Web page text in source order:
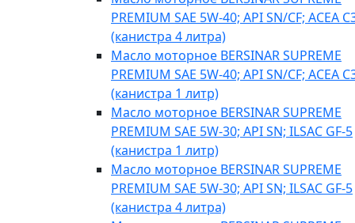
PREMIUM SAE 5W-40; API SN/CF; ACEA
(канистра 4 литра)
Масло моторное BERSINAR SUPREME
PREMIUM SAE 5W-40; API SN/CF; ACEA
(канистра 1 литр)
Масло моторное BERSINAR SUPREME
PREMIUM SAE 5W-30; API SN; ILSAC GF-5
(канистра 1 литр)
Масло моторное BERSINAR SUPREME
PREMIUM SAE 5W-30; API SN; ILSAC GF-5
(канистра 4 литра)